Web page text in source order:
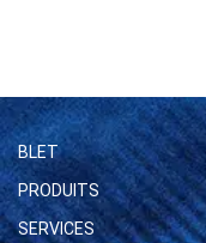
BLET
PRODUITS
SERVICES